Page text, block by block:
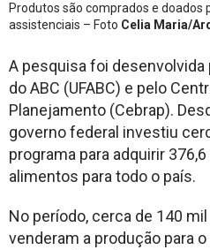
Produtos são comprados e doados
assistenciais – Foto Celia Maria/
A pesquisa foi desenvolvida
do ABC (UFABC) e pelo
Planejamento (Cebrap).
governo federal investiu
programa para adquirir
alimentos para todo o país.
No período, cerca de 140
venderam a produção para